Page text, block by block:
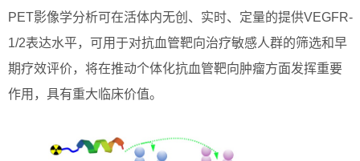
PET影像学分析可在活体内无创、实时、定量的提供VEGFR-
1/2表达水平，可用于对抗血管靶向治疗敏感人群的筛选和早
期疗效评价，将在推动个体化抗血管靶向肿瘤方面发挥重要
作用，具有重大临床价值。